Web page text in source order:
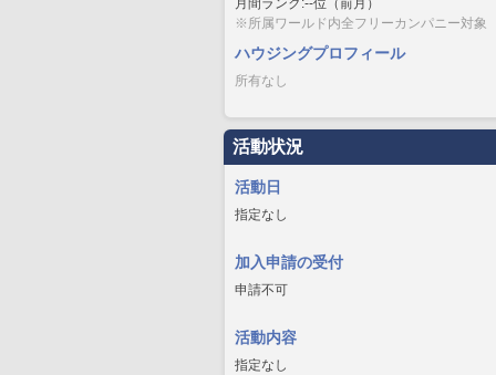
月間ランク:--位（前月）
※所属ワールド内全フリーカンパニー対象
ハウジングプロフィール
所有なし
活動状況
活動日
指定なし
加入申請の受付
申請不可
活動内容
指定なし